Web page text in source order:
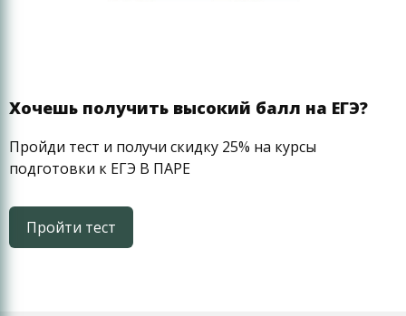
Хочешь получить высокий балл на ЕГЭ?
Пройди тест и получи скидку 25% на курсы
подготовки к ЕГЭ В ПАРЕ
Пройти тест